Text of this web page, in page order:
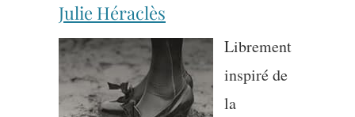
Julie Héraclès
Librement
inspiré de
la